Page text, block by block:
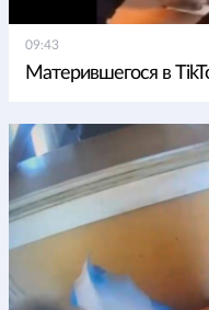
09:43
Матерившегося в